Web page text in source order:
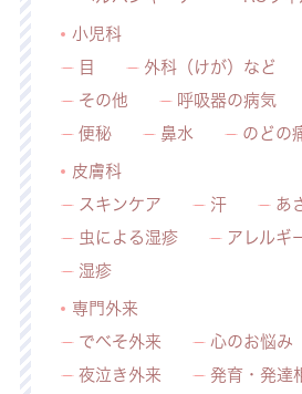
小児科
目
外科（けが）など
その他
呼吸器の病気
便秘
鼻水 のどの
皮膚科
スキンケア
汗
あ
虫による湿疹
アレルギ
湿疹
専門外来
でべそ外来
心のお悩み
夜泣き外来
発育・発達